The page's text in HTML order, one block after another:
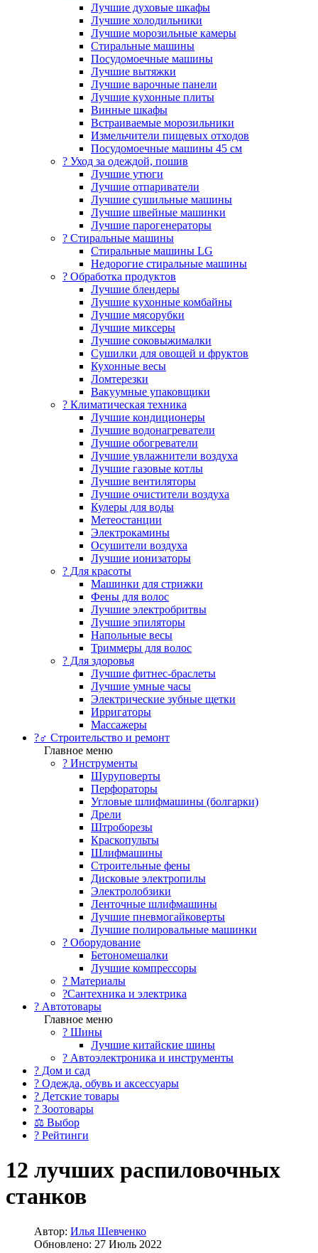
Лучшие духовые шкафы
Лучшие холодильники
Лучшие морозильные камеры
Стиральные машины
Посудомоечные машины
Лучшие вытяжки
Лучшие варочные панели
Лучшие кухонные плиты
Винные шкафы
Встраиваемые морозильники
Измельчители пищевых отходов
Посудомоечные машины 45 см
? Уход за одеждой, пошив
Лучшие утюги
Лучшие отпариватели
Лучшие сушильные машины
Лучшие швейные машинки
Лучшие парогенераторы
? Стиральные машины
Стиральные машины LG
Недорогие стиральные машины
? Обработка продуктов
Лучшие блендеры
Лучшие кухонные комбайны
Лучшие мясорубки
Лучшие миксеры
Лучшие соковыжималки
Сушилки для овощей и фруктов
Кухонные весы
Ломтерезки
Вакуумные упаковщики
?️ Климатическая техника
Лучшие кондиционеры
Лучшие водонагреватели
Лучшие обогреватели
Лучшие увлажнители воздуха
Лучшие газовые котлы
Лучшие вентиляторы
Лучшие очистители воздуха
Кулеры для воды
Метеостанции
Электрокамины
Осушители воздуха
Лучшие ионизаторы
? Для красоты
Машинки для стрижки
Фены для волос
Лучшие электробритвы
Лучшие эпиляторы
Напольные весы
Триммеры для волос
? Для здоровья
Лучшие фитнес-браслеты
Лучшие умные часы
Электрические зубные щетки
Ирригаторы
Массажеры
?‍♂️ Строительство и ремонт
Главное меню
?️ Инструменты
Шуруповерты
Перфораторы
Угловые шлифмашины (болгарки)
Дрели
Штроборезы
Краскопульты
Шлифмашины
Строительные фены
Дисковые электропилы
Электролобзики
Ленточные шлифмашины
Лучшие пневмогайковерты
Лучшие полировальные машинки
?️ Оборудование
Бетономешалки
Лучшие компрессоры
? Материалы
?Сантехника и электрика
? Автотовары
Главное меню
? Шины
Лучшие китайские шины
? Автоэлектроника и инструменты
? Дом и сад
? Одежда, обувь и аксессуары
? Детские товары
? Зоотовары
⚖ Выбор
? Рейтинги
12 лучших распиловочных
станков
Автор: Илья Шевченко
Обновлено: 27 Июль 2022